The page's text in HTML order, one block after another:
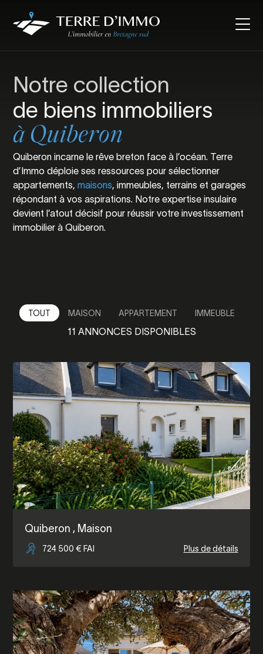
Notre collection
de biens immobiliers
à Quiberon
Quiberon incarne le rêve breton face à l’océan. Terre
d’Immo déploie ses ressources pour sélectionner
appartements,maisons, immeubles, terrains et garages
répondant à vos aspirations. Notre expertise insulaire
devient l’atout décisif pour réussir votre investissement
immobilier à Quiberon.
TOUT MAISON APPARTEMENT IMMEUBLE
11 ANNONCES DISPONIBLES
Quiberon , Maison
724 500 € FAI Plus de détails